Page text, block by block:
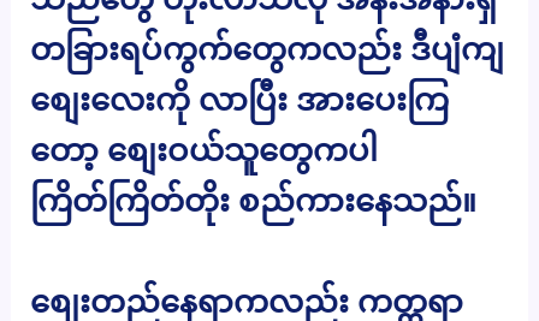
တခြားရပ်ကွက်တွေကလည်း ဒီပျံကျ
စျေးလေးကို လာပြီး အားပေးကြ
တော့ စျေးဝယ်သူတွေကပါ
ကြိတ်ကြိတ်တိုး စည်ကားနေသည်။
စျေးတည်နေရာကလည်း ကတ္တရာ